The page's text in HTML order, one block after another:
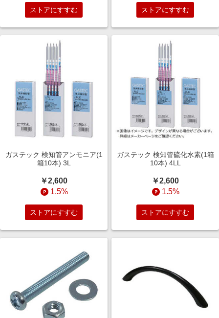
ストアにすすむ ストアにすすむ
ガステック 検知管アンモニア(1
箱10本) 3L
￥2,600
1.5%
ストアにすすむ
ガステック 検知管硫化水素(1箱
10本) 4LL
￥2,600
1.5%
ストアにすすむ